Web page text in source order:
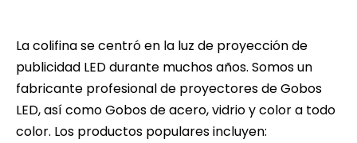
La colifina se centró en la luz de proyección de
publicidad LED durante muchos años. Somos un
fabricante profesional de proyectores de Gobos
LED, así como Gobos de acero, vidrio y color a todo
color. Los productos populares incluyen: